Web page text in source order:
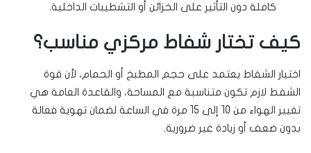
كاملة دون التأثير على الخزائن أو التشطيبات الداخلية.
كيف تختار شفاط مركزي مناسب؟
اختيار الشفاط يعتمد على حجم المطبخ أو الحمام، لأن قوة
الشفط لازم تكون متناسبة مع المساحة، والقاعدة العامة هي
تغيير الهواء من 10 إلى 15 مرة في الساعة لضمان تهوية فعالة
بدون ضعف أو زيادة غير ضرورية.